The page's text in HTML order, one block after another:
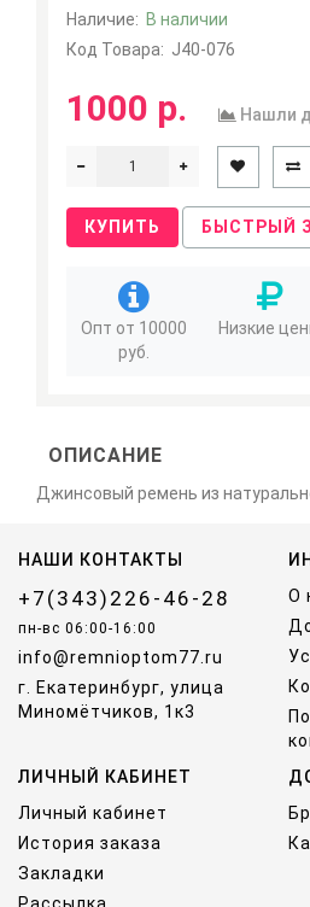
Наличие: В наличии
Код Товара: J40-076
1000 р. Нашли
КУПИТЬ БЫСТРЫЙ
Опт от 10000
руб.
Низкие
ОПИСАНИЕ
Джинсовый ремень из
НАШИ КОНТАКТЫ
+7(343)226-46-28
пн-вс 06:00-16:00
info@remnioptom77.ru
г. Екатеринбург, улица
Миномётчиков, 1к3
О
ЛИЧНЫЙ КАБИНЕТ
Личный кабинет
История заказа
Закладки